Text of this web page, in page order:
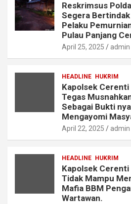
Reskrimsus
Segera
Pelaku
Pulau Panjang
April 25, 2025 admin
HEADLINE HUKRIM
Kapolsek Cerenti
Tegas
Sebagai Bukti
Mengayomi
April 22, 2025 admin
HEADLINE HUKRIM
Kapolsek Cerenti
Tidak Mampu
Mafia BBM
Wartawan.